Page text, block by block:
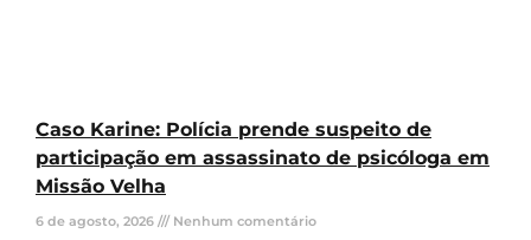
Caso Karine: Polícia prende suspeito de
participação em assassinato de psicóloga em
Missão Velha
6 de agosto, 2026
Nenhum comentário